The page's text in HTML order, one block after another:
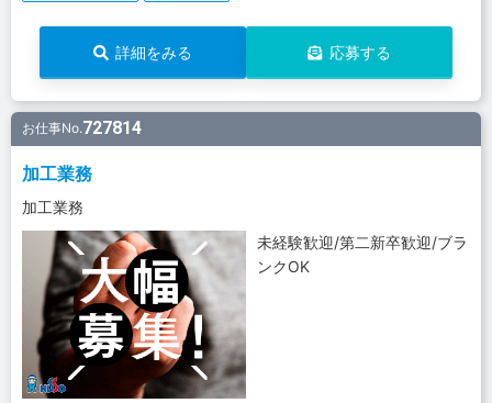
詳細をみる 応募する
お仕事No.727814
加工業務
加工業務
未経験歓迎/第二新卒歓迎/ブラ
ンクOK